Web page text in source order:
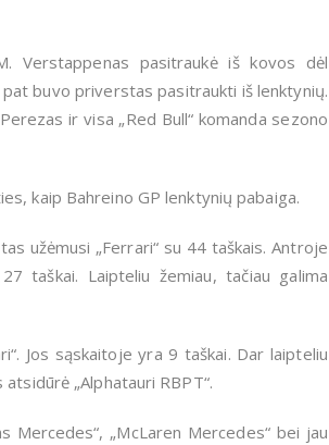
Verstappenas pasitraukė iš kovos dėl
buvo priverstas pasitraukti iš lenktynių.
ir visa „Red Bull“ komanda sezono
kaip Bahreino GP lenktynių pabaiga.
užėmusi „Ferrari“ su 44 taškais. Antroje
taškai. Laipteliu žemiau, tačiau galima
Jos sąskaitoje yra 9 taškai. Dar laipteliu
„Alphatauri RBPT“.
Mercedes“, „McLaren Mercedes“ bei jau